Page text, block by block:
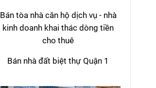
Bán tòa nhà căn hộ dịch vụ - nhà
kinh doanh khai thác dòng tiền
cho thuê
Bán nhà đất biệt thự Quận 1